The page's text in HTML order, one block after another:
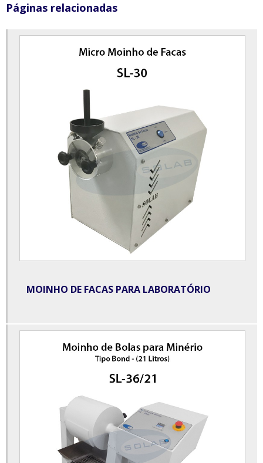
Câmara de germinação preço
Câmara de umidade saturada
Câmara incubadora bod
Centrífuga de bancada para laboratório
Centrífuga de laboratório
Centrífuga laboratório preço
Centrífuga para butirômetro
Centrífuga para laboratório preço
Comprar equipamentos para laboratório de análises clínicas
Destilador de nitrogênio para laboratório
Equipamentos para laboratório de análises clínicas
Equipamentos para laboratório de análises clínicas preços
Equipamentos para laboratório de química
Páginas relacionadas
MOINHO DE FACAS PARA LABORATÓRIO